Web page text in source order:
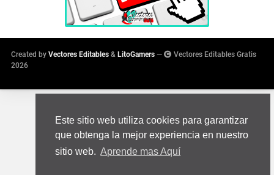
Este sitio web utiliza cookies para garantizar
que obtenga la mejor experiencia en nuestro
sitio web. Aprende mas Aquí
Created by Vectores Editables & LitoGamers —
Vectores Editables Gratis
2026